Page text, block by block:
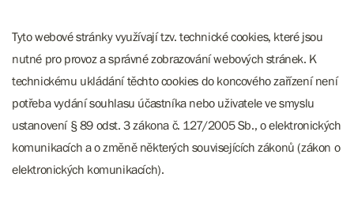
Tyto webové stránky využívají tzv. technické cookies, které jsou
nutné pro provoz a správné zobrazování webových stránek. K
technickému ukládání těchto cookies do koncového zařízení není
potřeba vydání souhlasu účastníka nebo uživatele ve smyslu
ustanovení § 89 odst. 3 zákona č. 127/2005 Sb., o elektronických
komunikacích a o změně některých souvisejících zákonů (zákon o
elektronických komunikacích).